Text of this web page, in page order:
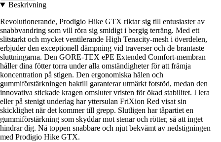
Beskrivning
Revolutionerande, Prodigio Hike GTX riktar sig till entusiaster av
snabbvandring som vill röra sig smidigt i bergig terräng. Med ett
slitstarkt och mycket ventilerande High Tenacity-mesh i överdelen,
erbjuder den exceptionell dämpning vid traverser och de brantaste
sluttningarna. Den GORE-TEX ePE Extended Comfort-membran
håller dina fötter torra under alla omständigheter för att främja
koncentration på stigen. Den ergonomiska hälen och
gummiförstärkningen baktill garanterar utmärkt fotstöd, medan den
innovativa stickade kragen omsluter vristen för ökad stabilitet. I lera
eller på stenigt underlag har yttersulan FriXion Red visat sin
skicklighet när det kommer till grepp. Slutligen har tåpartiet en
gummiförstärkning som skyddar mot stenar och rötter, så att inget
hindrar dig. Nå toppen snabbare och njut bekvämt av nedstigningen
med Prodigio Hike GTX.